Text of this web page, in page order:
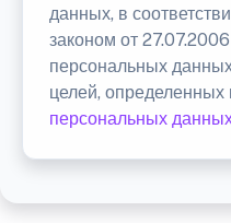
данных, в
законом от
персональных
целей, определенных
персональных